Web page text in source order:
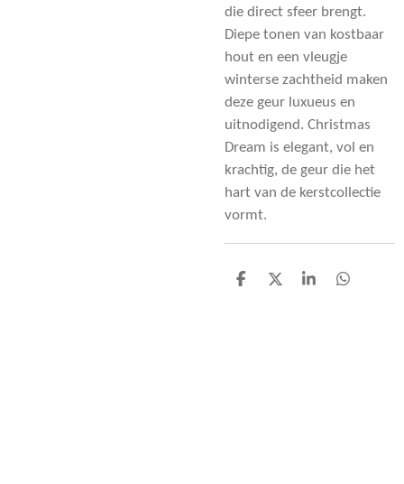
die direct sfeer brengt.
Diepe tonen van kostbaar
hout en een vleugje
winterse zachtheid maken
deze geur luxueus en
uitnodigend. Christmas
Dream is elegant, vol en
krachtig, de geur die het
hart van de kerstcollectie
vormt.
D
D
S
D